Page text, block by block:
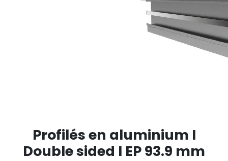
Profilés en aluminium I
Double sided I EP 93.9 mm